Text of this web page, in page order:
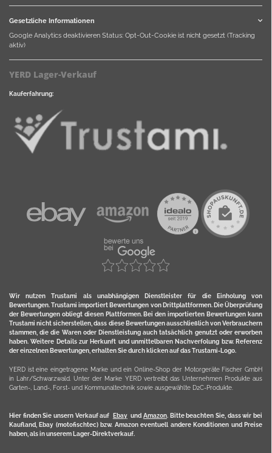
Gesetzliche Informationen
Google Analytics deaktivieren Status: Opt-Out-Cookie ist nicht gesetzt (Tracking
aktiv)
YERD Lager-Verkauf
Kauferfahrung:
Wir nutzen Trustami als unabhängigen Dienstleister für die Einholung von
Bewertungen. Trustami importiert Bewertungen von Drittplattformen. Die Überprüfung
der Bewertungen obliegt diesen Plattformen. Bei den importierten Bewertungen kann
Trustami nicht sicherstellen, dass diese Bewertungen ausschließlich von Verbrauchern
stammen, die die Waren oder Dienstleistung auch tatsächlich genutzt oder erworben
haben. Weitere Details zur Herkunft und unmittelbaren Nachverfolung bzw. Referenz
der einzelnen Bewertungen, erhalten Sie durch klicken auf das Trustami-Logo.
YERD ist eine eingetragene Marke und ein Online-Shop der Motorgeräte Fischer GmbH
in Lahr/Schwarzwald. Unter der Marke YERD vertreibt das Unternehmen Produkte aus
Garten-, Land-, Forst- und Kommunaltechnik sowie ausgewählte D2C-Produkte.
Hier finden Sie unsern Verkauf auf Ebayund Amazon. Bitte beachten Sie, dass wir bei
Kaufland, Ebay (motofischtec) bzw. Amazon eventuell andere Konditionen und Preise
haben, als in unserem Lager-Direktverkauf.